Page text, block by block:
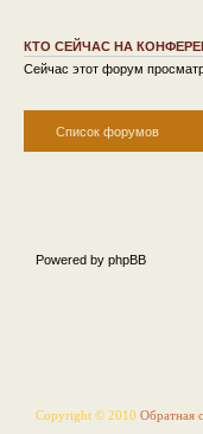
КТО СЕЙЧАС НА
Сейчас этот форум
Список форумов
Powered by phpBB
Copyright © 2010 Обратная